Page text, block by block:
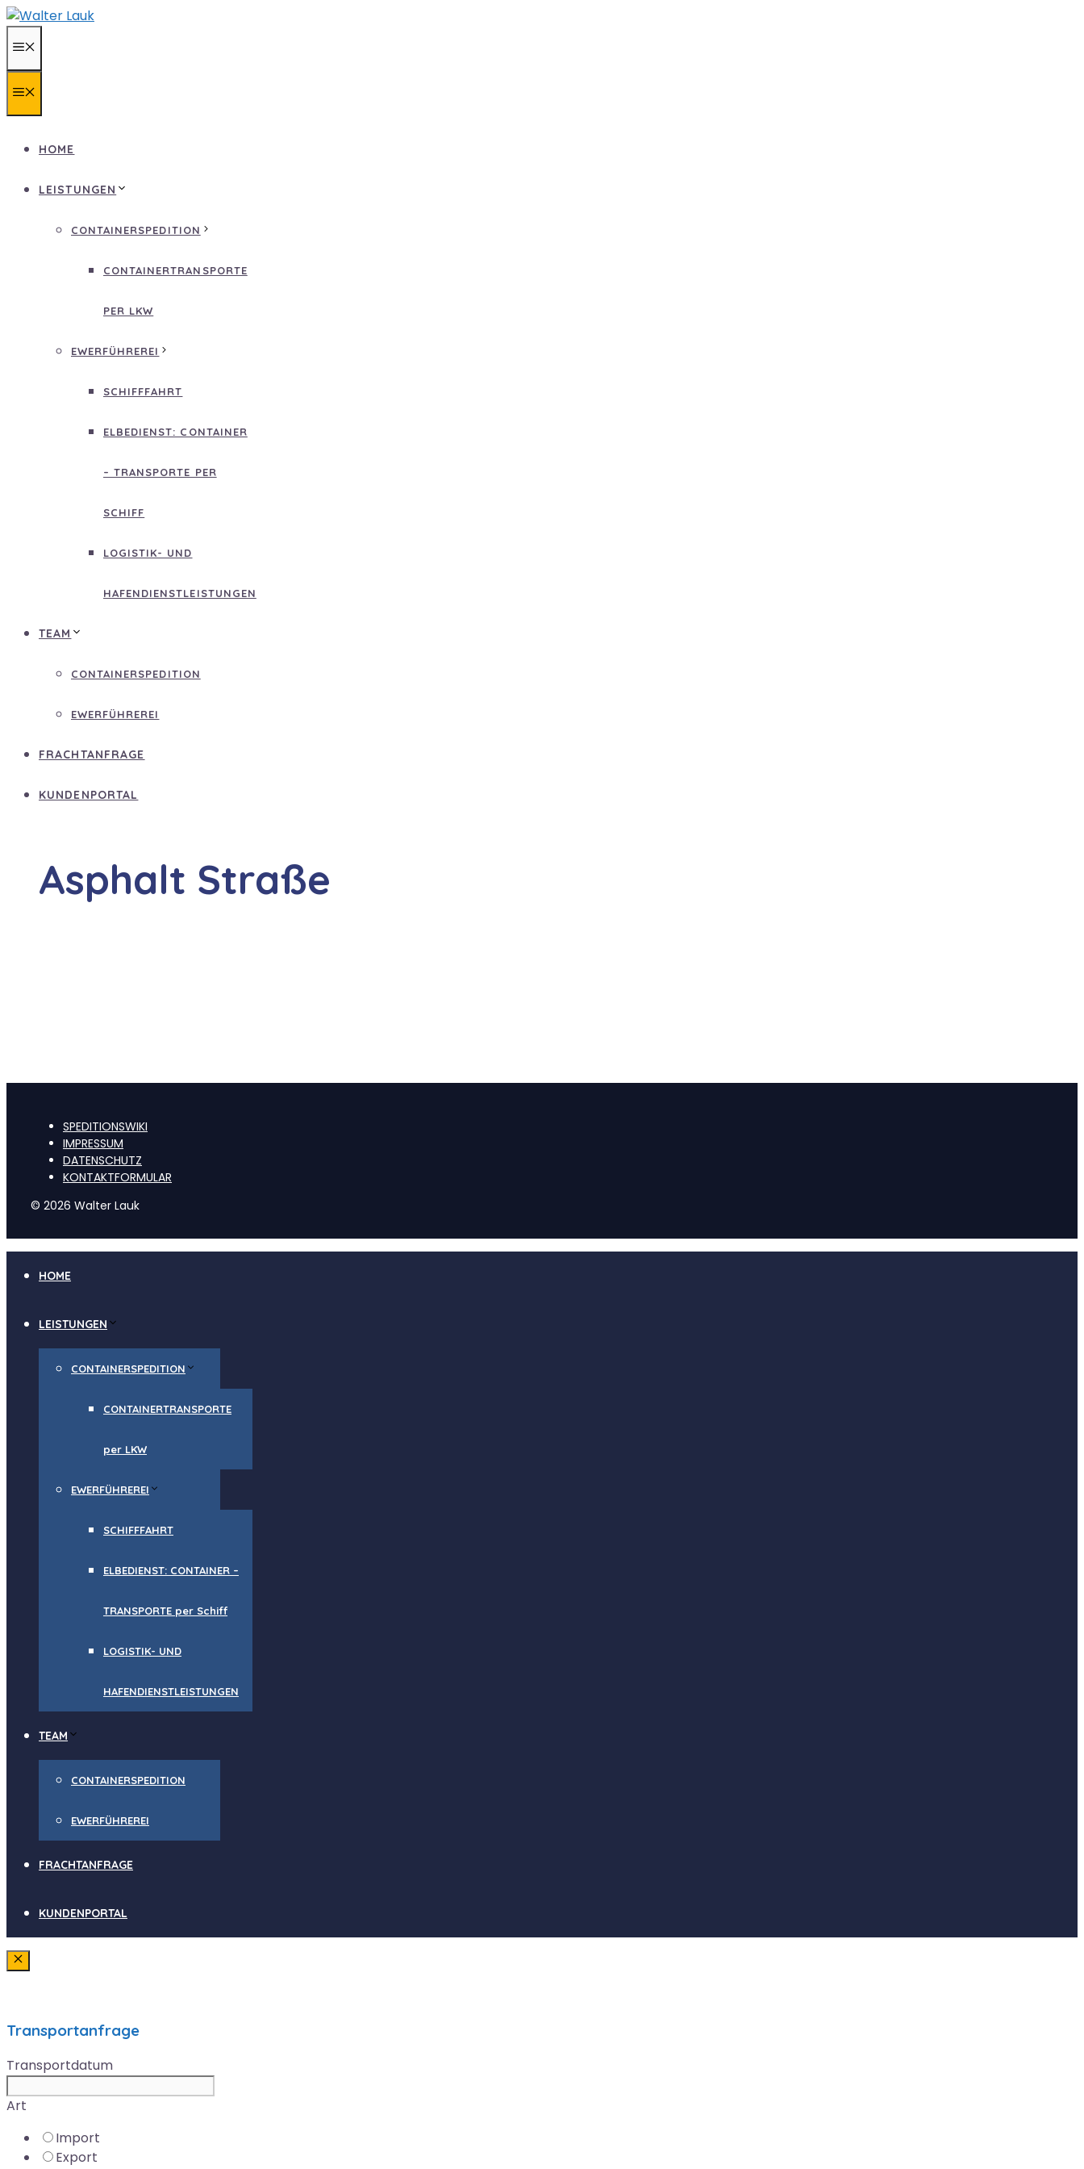
Zum
springen
HOME
LEISTUNGEN
CONTAINERSPEDITION
CONTAINERTRANSPORTE
PER LKW
EWERFÜHREREI
SCHIFFFAHRT
ELBEDIENST: CONTAINER
– TRANSPORTE PER
SCHIFF
LOGISTIK- UND
HAFENDIENSTLEISTUNGEN
TEAM
CONTAINERSPEDITION
EWERFÜHREREI
FRACHTANFRAGE
KUNDENPORTAL
Asphalt Straße
SPEDITIONSWIKI
IMPRESSUM
DATENSCHUTZ
KONTAKTFORMULAR
© 2026 Walter Lauk
HOME
LEISTUNGEN
CONTAINERSPEDITION
CONTAINERTRANSPORTE
per LKW
EWERFÜHREREI
SCHIFFFAHRT
ELBEDIENST: CONTAINER –
TRANSPORTE per Schiff
LOGISTIK- UND
HAFENDIENSTLEISTUNGEN
TEAM
CONTAINERSPEDITION
EWERFÜHREREI
FRACHTANFRAGE
KUNDENPORTAL
Schließen
Transportanfrage
Transportdatum
Art
Import
Export